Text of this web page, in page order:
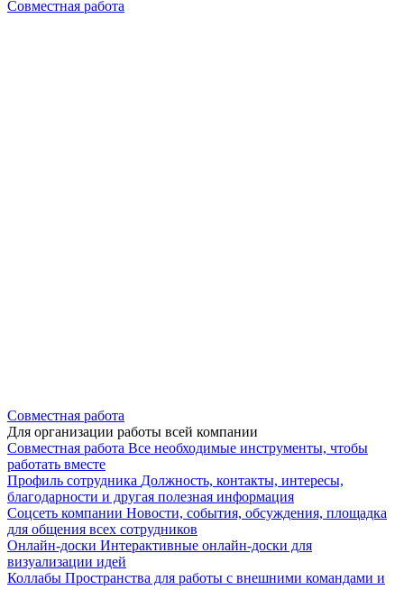
Совместная работа
Совместная работа
Для организации работы всей компании
Совместная работа Все необходимые инструменты, чтобы
работать вместе
Профиль сотрудника Должность, контакты, интересы,
благодарности и другая полезная информация
Соцсеть компании Новости, события, обсуждения, площадка
для общения всех сотрудников
Онлайн-доски Интерактивные онлайн-доски для
визуализации идей
Коллабы Пространства для работы с внешними командами и